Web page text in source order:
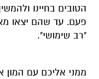
הטובים בחיינו
פעם. עד שהם יצאו
"רב שימושי".
ממני אליכם עם המון